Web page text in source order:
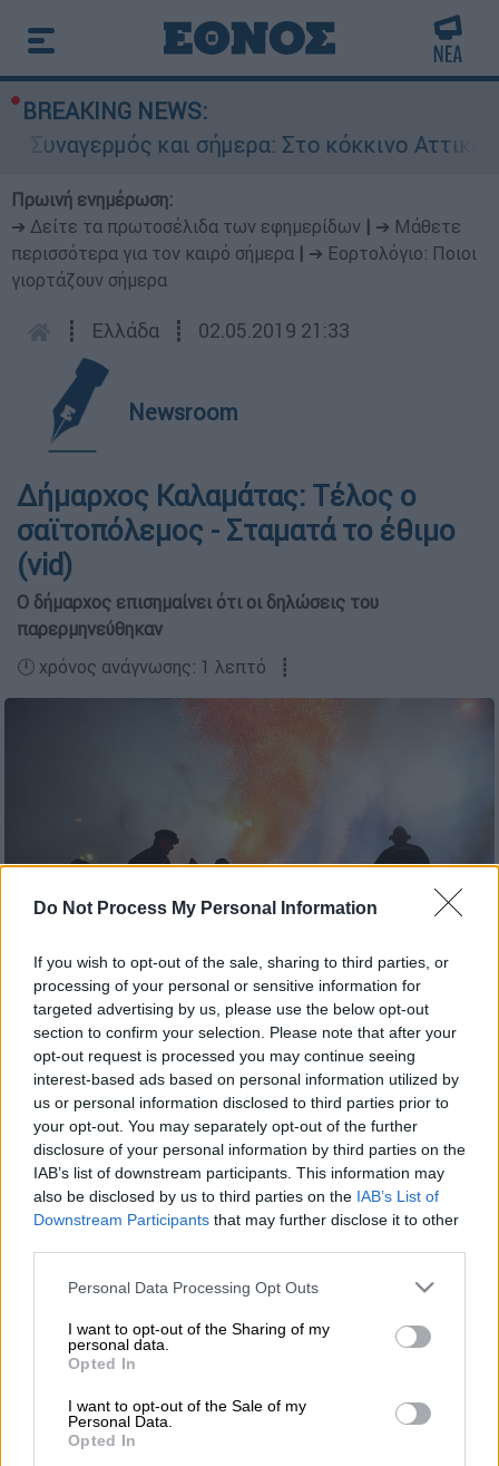
Do Not Process My Personal Information
If you wish to opt-out of the sale, sharing to third parties, or
processing of your personal or sensitive information for
targeted advertising by us, please use the below opt-out
section to confirm your selection. Please note that after your
opt-out request is processed you may continue seeing
interest-based ads based on personal information utilized by
us or personal information disclosed to third parties prior to
your opt-out. You may separately opt-out of the further
disclosure of your personal information by third parties on the
IAB’s list of downstream participants. This information may
also be disclosed by us to third parties on the IAB’s List of
Downstream Participants that may further disclose it to other
Please note that this website/app uses one or more Google
not limited to your visit or usage behaviour. You may click to
grant or deny consent to Google and its third-party tags to
use your data for below specified purposes in below Google
consent section.
Personal Data Processing Opt Outs
I want to opt-out of the Sharing of my
personal data.
Opted In
I want to opt-out of the Sale of my
Personal Data.
Opted In
BREAKING NEWS:
Συναγερμός και σήμερα: Στο κόκκινο Αττική
Πρωινή ενημέρωση:
➔ Δείτε τα πρωτοσέλιδα των εφημερίδων
➔ Μάθετε
περισσότερα για τον καιρό σήμερα
➔ Εορτολόγιο: Ποιοι
γιορτάζουν σήμερα
┋ Ελλάδα ┋ 02.05.2019 21:33
Newsroom
Δήμαρχος Καλαμάτας: Τέλος ο
σαϊτοπόλεμος - Σταματά το έθιμο
(vid)
Ο δήμαρχος επισημαίνει ότι οι δηλώσεις του
παρερμηνεύθηκαν
🕛 χρόνος ανάγνωσης: 1 λεπτό ┋
Από αυτό το έθιμο στην Καλαμάτα ένας άνθρωπος έχασε τη ζωή
του (EUROKINISSI/ΣΥΝΕΡΓΑΤΗΣ)
Προσθέστε το ΕΘΝΟΣ στη Google
«Μετά το θάνατο του Κώστα, δε μπορεί να
είναι ίδια τα πράγματα και αν δεν αλλάξουν,
είναι σαφές ότι το έθιμο αυτό δε μπορεί να
συνεχιστεί. Σταματάει εδώ. Κανένα
δημοτικό συμβούλιο δε θα δεχθεί θα
συνεχίσει αυτή η ημινόμιμη κατάσταση
σχετικά με το έθιμο αυτό, το οποίο κρατάει
200 ολόκληρα χρόνια», δήλωσε ο δήμαρχος
Καλαμάτας Παναγιώτης Νίκας, μετά τον
οπερατέρ στη διάρκεια του σαϊτοπόλεμου.